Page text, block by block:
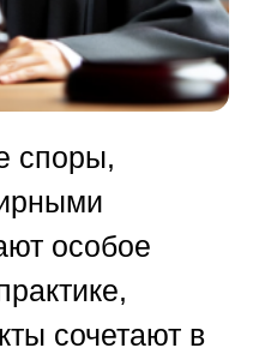
споры,
особое
сочетают в